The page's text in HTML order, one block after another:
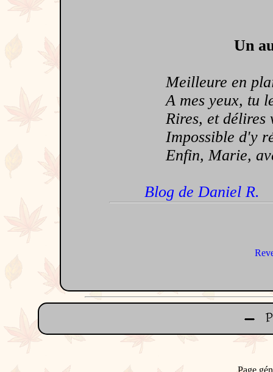
Un
Meilleure en
A mes yeux, tu
Rires, et délires
Impossible d'y
Enfin, Marie,
Blog de Daniel R.
Page